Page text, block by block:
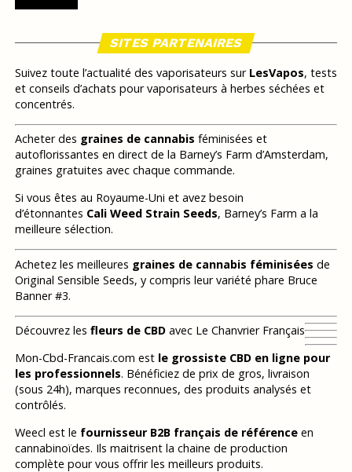
SITES PARTENAIRES
Suivez toute l’actualité des vaporisateurs sur LesVapos, tests
et conseils d’achats pour vaporisateurs à herbes séchées et
concentrés.
Acheter des graines de cannabis féminisées et
autoflorissantes en direct de la Barney’s Farm d’Amsterdam,
graines gratuites avec chaque commande.
Si vous êtes au Royaume-Uni et avez besoin
d’étonnantes Cali Weed Strain Seeds, Barney’s Farm a la
meilleure sélection.
Achetez les meilleures graines de cannabis féminisées de
Original Sensible Seeds, y compris leur variété phare Bruce
Banner #3.
Découvrez les fleurs de CBDavec Le Chanvrier Français
Mon-Cbd-Francais.com est le grossiste CBD en ligne pour
les professionnels. Bénéficiez de prix de gros, livraison
(sous 24h), marques reconnues, des produits analysés et
contrôlés.
Weecl est le fournisseur B2B français de référenceen
cannabinoïdes. Ils maitrisent la chaine de production
complète pour vous offrir les meilleurs produits.